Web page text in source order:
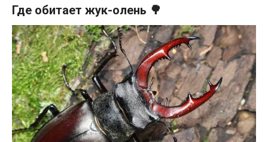
Где обитает жук-олень 🌳